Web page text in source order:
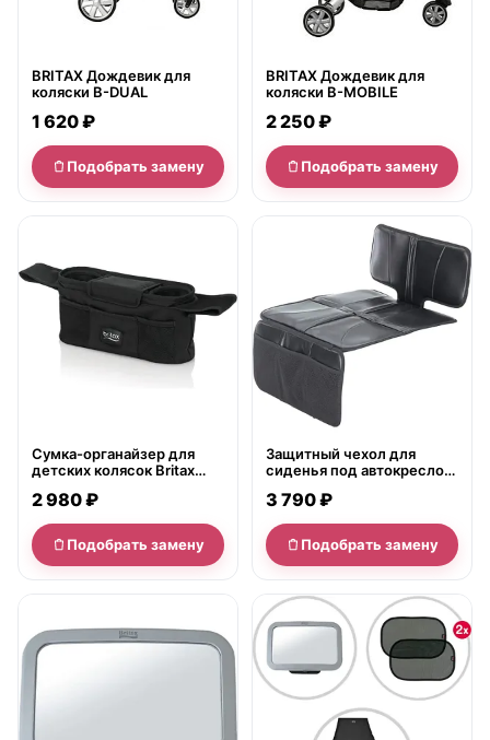
BRITAX Дождевик для
коляски B-DUAL
1 620 ₽
Подобрать замену
BRITAX Дождевик для
коляски B-MOBILE
2 250 ₽
Подобрать замену
Сумка-органайзер для
детских колясок Britax
2 980 ₽
Подобрать замену
Защитный чехол для
сиденья под автокресло
3 790 ₽
Подобрать замену
нет в продаже